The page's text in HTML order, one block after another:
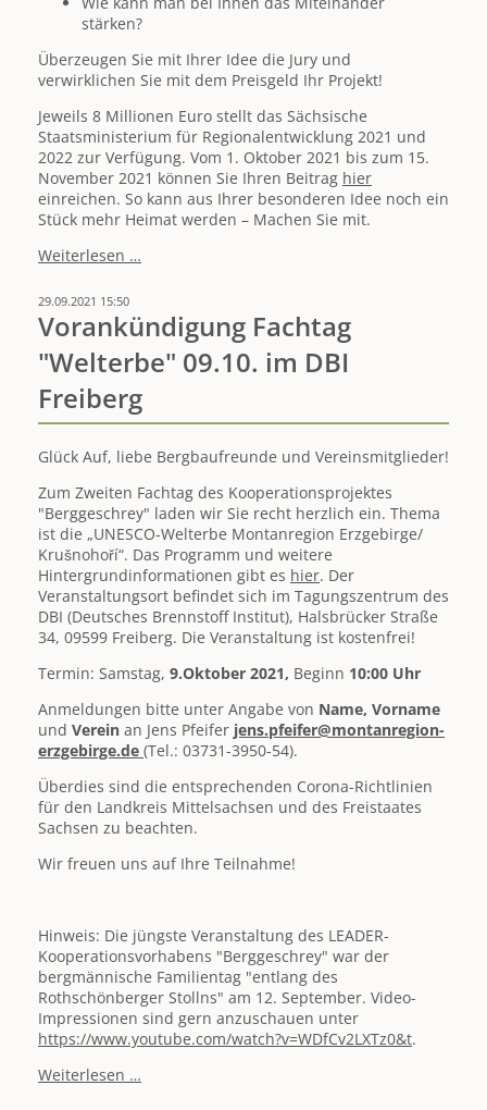
stärken?
Überzeugen Sie mit Ihrer Idee die Jury und
verwirklichen Sie mit dem Preisgeld Ihr Projekt!
Jeweils 8 Millionen Euro stellt das Sächsische
Staatsministerium für Regionalentwicklung 2021 und
2022 zur Verfügung. Vom 1. Oktober 2021 bis zum 15.
November 2021 können Sie Ihren Beitrag hier
einreichen. So kann aus Ihrer besonderen Idee noch ein
Stück mehr Heimat werden – Machen Sie mit.
Weiterlesen …
Projekte
werden
finanziell
unterstützt
29.09.2021 15:50
Vorankündigung Fachtag
"Welterbe" 09.10. im DBI
Freiberg
Glück Auf, liebe Bergbaufreunde und Vereinsmitglieder!
Zum Zweiten Fachtag des Kooperationsprojektes
"Berggeschrey" laden wir Sie recht herzlich ein. Thema
ist die „UNESCO-Welterbe Montanregion Erzgebirge/
Krušnohoří“. Das Programm und weitere
Hintergrundinformationen gibt es hier. Der
Veranstaltungsort befindet sich im Tagungszentrum des
DBI (Deutsches Brennstoff Institut), Halsbrücker Straße
34, 09599 Freiberg. Die Veranstaltung ist kostenfrei!
Termin: Samstag, 9.Oktober 2021, Beginn 10:00 Uhr
Anmeldungen bitte unter Angabe von Name, Vorname
und Verein an Jens Pfeifer jens.pfeifer@montanregion-
erzgebirge.de (Tel.: 03731-3950-54).
Überdies sind die entsprechenden Corona-Richtlinien
für den Landkreis Mittelsachsen und des Freistaates
Sachsen zu beachten.
Wir freuen uns auf Ihre Teilnahme!
Hinweis: Die jüngste Veranstaltung des LEADER-
Kooperationsvorhabens "Berggeschrey" war der
bergmännische Familientag "entlang des
Rothschönberger Stollns" am 12. September. Video-
Impressionen sind gern anzuschauen unter
https://www.youtube.com/watch?v=WDfCv2LXTz0&t.
Weiterlesen …